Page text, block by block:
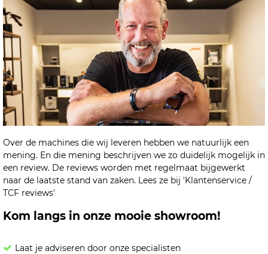
Over de machines die wij leveren hebben we natuurlijk een
mening. En die mening beschrijven we zo duidelijk mogelijk in
een review. De reviews worden met regelmaat bijgewerkt
naar de laatste stand van zaken. Lees ze bij 'Klantenservice /
TCF reviews'
Kom langs in onze mooie showroom!
Laat je adviseren door onze specialisten